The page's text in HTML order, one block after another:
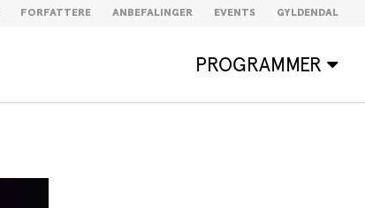
FORFATTERE ANBEFALINGER EVENTS GYLDENDAL
PROGRAMMER